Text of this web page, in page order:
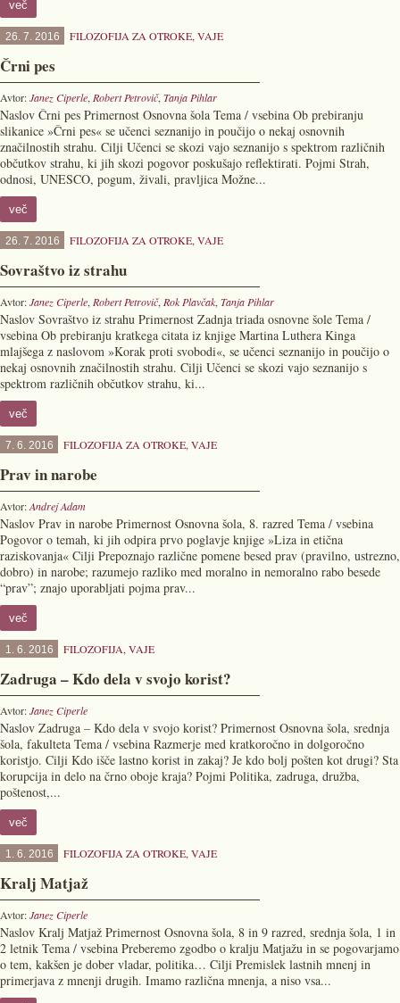
več
26. 7. 2016 FILOZOFIJA ZA OTROKE, VAJE
Črni pes
Avtor:Janez Ciperle, Robert Petrovič, Tanja Pihlar
Naslov Črni pes Primernost Osnovna šola Tema / vsebina Ob prebiranju
slikanice »Črni pes« se učenci seznanijo in poučijo o nekaj osnovnih
značilnostih strahu. Cilji Učenci se skozi vajo seznanijo s spektrom različnih
občutkov strahu, ki jih skozi pogovor poskušajo reflektirati. Pojmi Strah,
odnosi, UNESCO, pogum, živali, pravljica Možne...
več
26. 7. 2016 FILOZOFIJA ZA OTROKE, VAJE
Sovraštvo iz strahu
Avtor:Janez Ciperle, Robert Petrovič, Rok Plavčak, Tanja Pihlar
Naslov Sovraštvo iz strahu Primernost Zadnja triada osnovne šole Tema /
vsebina Ob prebiranju kratkega citata iz knjige Martina Luthera Kinga
mlajšega z naslovom »Korak proti svobodi«, se učenci seznanijo in poučijo o
nekaj osnovnih značilnostih strahu. Cilji Učenci se skozi vajo seznanijo s
spektrom različnih občutkov strahu, ki...
več
7. 6. 2016 FILOZOFIJA ZA OTROKE, VAJE
Prav in narobe
Avtor:Andrej Adam
Naslov Prav in narobe Primernost Osnovna šola, 8. razred Tema / vsebina
Pogovor o temah, ki jih odpira prvo poglavje knjige »Liza in etična
raziskovanja« Cilji Prepoznajo različne pomene besed prav (pravilno, ustrezno,
dobro) in narobe; razumejo razliko med moralno in nemoralno rabo besede
“prav”; znajo uporabljati pojma prav...
več
1. 6. 2016 FILOZOFIJA, VAJE
Zadruga – Kdo dela v svojo korist?
Avtor:Janez Ciperle
Naslov Zadruga – Kdo dela v svojo korist? Primernost Osnovna šola, srednja
šola, fakulteta Tema / vsebina Razmerje med kratkoročno in dolgoročno
koristjo. Cilji Kdo išče lastno korist in zakaj? Je kdo bolj pošten kot drugi? Sta
korupcija in delo na črno oboje kraja? Pojmi Politika, zadruga, družba,
poštenost,...
več
1. 6. 2016 FILOZOFIJA ZA OTROKE, VAJE
Kralj Matjaž
Avtor:Janez Ciperle
Naslov Kralj Matjaž Primernost Osnovna šola, 8 in 9 razred, srednja šola, 1 in
2 letnik Tema / vsebina Preberemo zgodbo o kralju Matjažu in se pogovarjamo
o tem, kakšen je dober vladar, politika… Cilji Premislek lastnih mnenj in
primerjava z mnenji drugih. Imamo različna mnenja, a niso vsa...